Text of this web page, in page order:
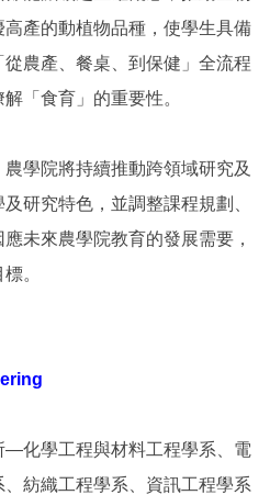
產的動植物品種，使學生具備
農產、餐桌、到保健」全流程
「食育」的重要性。
學院將持續推動跨領域研究及
研究特色，並調整課程規劃、
未來農學院教育的發展需要，
。
—化學工程與材料工程學系、電
紡織工程學系、資訊工程學系